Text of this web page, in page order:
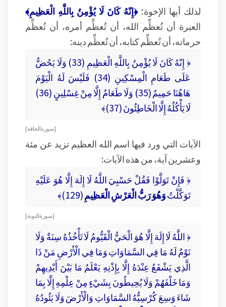
لذلك أيها الإخوة؛﴿إِنّهُ كَانَ لَا يُؤْمِنُ بِاللَّهِ الْعَظِيمِ﴾
العبرة أن تُعظِّم الله، أن تُعظِّم أمره، أن تُعظِّم
حرماته، أن تُعظِّم كتابه، أن تُعظِّم دينه:
﴿ إِنّهُ كَانَ لَا يُؤْمِنُ بِاللَّهِ الْعَظِيمِ (33) وَلَا يَحُضُّ
عَلَى طَعَامِ الْمِسْكِينِ (34) فَلَيْسَ لَهُ الْيَوْمَ
هَاهُنَا حَمِيمٌ (35) وَلَا طَعَامٌ إِلَّا مِنْ غِسْلِينٍ (36)
لَا يَأْكُلُهُ إِلَّا الْخَاطِئُونَ (37)﴾
[ سورة الحاقة ]
الآيات التي ورد فيها اسم الله العظيم تزيد عن مئة
وعشرين آية، من هذه الآيات:
﴿ فَإِنْ تَوَلَّوْا فَقُلْ حَسْبِيَ اللَّهُ لَا إِلَهَ إِلَّا هُوَ عَلَيْهِ
تَوَكَّلْتُوَهُوَ رَبُّ الْعَرْشِ الْعَظِيمِ(129)﴾
[ سورة التوبة ]
﴿ اللَّهُ لَا إِلَهَ إِلَّا هُوَ الْحَيُّ الْقَيُّومُ لَا تَأْخُذُهُ سِنَةٌ وَلَا
نَوْمٌ لَهُ مَا فِي السَّمَاوَاتِ وَمَا فِي الْأَرْضِ مَنْ ذَا
الَّذِي يَشْفَعُ عِنْدَهُ إِلَّا بِإِذْنِهِ يَعْلَمُ مَا بَيْنَ أَيْدِيهِمْ
وَمَا خَلْفَهُمْ وَلَا يُحِيطُونَ بِشَيْءٍ مِنْ عِلْمِهِ إِلَّا بِمَا
شَاءَ وَسِعَ كُرْسِيُّهُ السَّمَاوَاتِ وَالْأَرْضَ وَلَا يَئُودُهُ